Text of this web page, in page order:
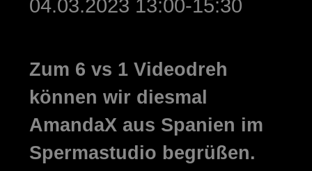
04.03.2023 13:00-15:30
Zum 6 vs 1 Videodreh
können wir diesmal
AmandaX aus Spanien im
Spermastudio begrüßen.